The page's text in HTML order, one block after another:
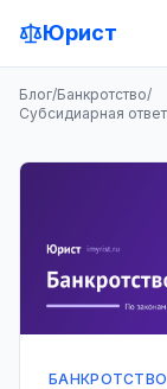
Юрист
Блог/Банкротство/
Субсидиарная
БАНКРОТСТВО